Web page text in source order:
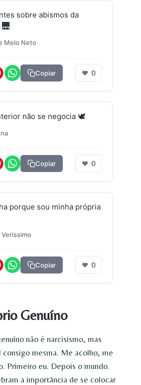
sobre abismos da
Melo Neto
Copiar ❤ 0
não se negocia 🕊️
Copiar ❤ 0
porque sou minha própria
Verissimo
Copiar ❤ 0
Genuíno
não é narcisismo, mas
consigo mesma. Me acolho, me
Primeiro eu. Depois o mundo.
a importância de se colocar